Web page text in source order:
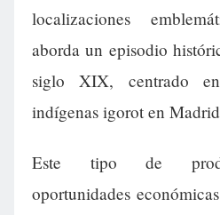
localizaciones
aborda un episodio
siglo XIX, centrado
indígenas igorot en
Este tipo de
oportunidades